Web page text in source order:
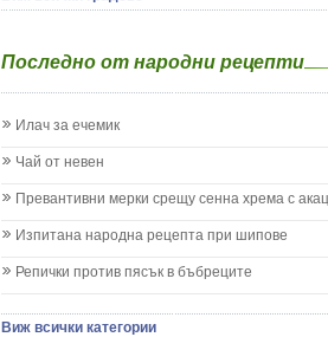
Жълтеница
Запек на бебето и детето
Кашлица при бебето и детето
Колики
Менингит
Млечница
Нощно напикаване - енуреза
Последно от народни рецепти
Илач за ечемик
Чай от невен
Превантивни мерки срещу сенна хрема с
Изпитана народна рецепта при шипове
Репички против пясък в бъбреците
Виж всички категории